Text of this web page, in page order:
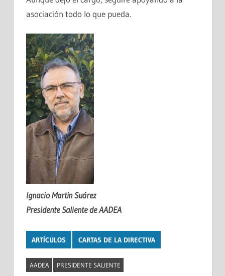
asociación todo lo que pueda.
Ignacio Martín Suárez
Presidente Saliente de AADEA
ARTÍCULOS CARTAS DE LA DIRECTIVA
AADEA PRESIDENTE SALIENTE